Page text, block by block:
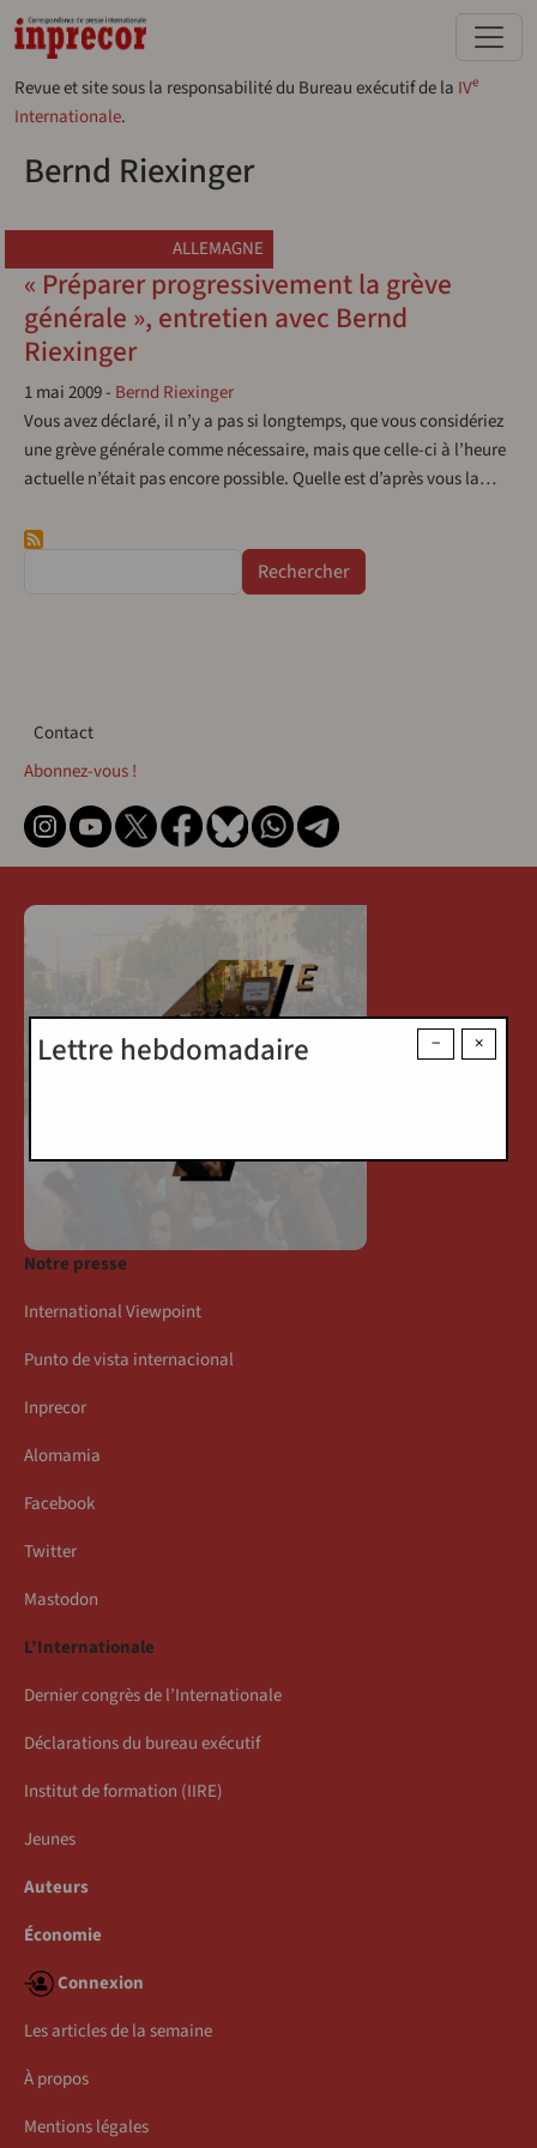
Aller au contenu principal
Revue et site sous la responsabilité du Bureau exécutif de la IVe
Internationale.
Bernd Riexinger
ALLEMAGNE
« Préparer progressivement la grève
générale », entretien avec Bernd
Riexinger
1 mai 2009- Bernd Riexinger
Vous avez déclaré, il n’y a pas si longtemps, que vous considériez
une grève générale comme nécessaire, mais que celle-ci à l’heure
actuelle n’était pas encore possible. Quelle est d’après vous la…
×
−
Lettre hebdomadaire
Contact
Contact
Abonnez-vous !
Notre presse
International Viewpoint
Punto de vista internacional
Inprecor
Alomamia
Facebook
Twitter
Mastodon
L’Internationale
Dernier congrès de l’Internationale
Déclarations du bureau exécutif
Institut de formation (IIRE)
Jeunes
Auteurs
Économie
Connexion
Les articles de la semaine
À propos
Mentions légales